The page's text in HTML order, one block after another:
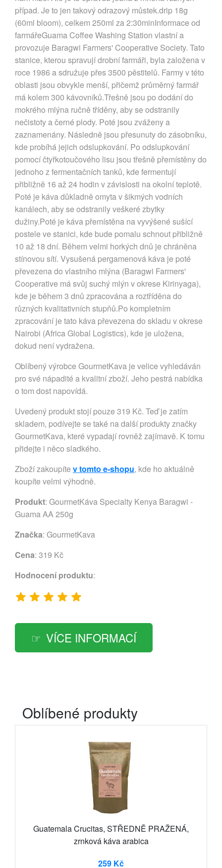
případ. Je to jen takový odrazový můstek.drip 18g
(60ml bloom), celkem 250ml za 2:30minInformace od
farmářeGuama Coffee Washing Station vlastní a
provozuje Baragwi Farmers' Cooperative Society. Tato
stanice, kterou spravují drobní farmáři, byla založena v
roce 1986 a sdružuje přes 3500 pěstitelů. Farmy v této
oblasti jsou obvykle menší, přičemž průměrný farmář
má kolem 300 kávovníků.Třešně jsou po dodání do
mokrého mlýna ručně tříděny, aby se odstranily
nečistoty a černé plody. Poté jsou zváženy a
zaznamenány. Následně jsou přesunuty do zásobníku,
kde probíhá jejich odslupkování. Po odslupkování
pomocí čtyřkotoučového lisu jsou třešně přemístěny do
jednoho z fermentačních tanků, kde fermentují
přibližně 16 až 24 hodin v závislosti na okolní teplotě.
Poté je káva důkladně omyta v šikmých vodních
kanálech, aby se odstranily veškeré zbytky
dužiny.Poté je káva přemístěna na vyvýšené sušící
postele ve stanici, kde bude pomalu schnout přibližně
10 až 18 dní. Během velmi horkých dnů je chráněna
stínovou sítí. Vysušená pergamenová káva je poté
převezena do vlastního mlýna (Baragwi Farmers'
Cooperative má svůj suchý mlýn v okrese Kirinyaga),
kde je během 3 dnů zpracována a roztříděna do
různých kvalitativních stupňů.Po kompletním
zpracování je tato káva převezena do skladu v okrese
Nairobi (Africa Global Logistics), kde je uložena,
dokud není vydražena.
Oblíbený výrobce GourmetKava je velice vyhledáván
pro své nápadité a kvalitní zboží. Jeho pestrá nabídka
o tom dost napovídá.
Uvedený produkt stojí pouze 319 Kč. Teď je zatím
skladem, podívejte se také na další produkty značky
GourmetKava, které vypadají rovněž zajímavě. K tomu
přidejte i něco sladkého.
Zboží zakoupíte v tomto e-shopu, kde ho aktuálně
koupíte velmi výhodně.
Produkt: GourmetKáva Specialty Kenya Baragwi -
Guama AA 250g
Značka: GourmetKava
Cena: 319 Kč
Hodnocení produktu:
VÍCE INFORMACÍ
Oblíbené produkty
Guatemala Crucitas, STŘEDNĚ PRAŽENÁ,
zrnková káva arabica
259 Kč